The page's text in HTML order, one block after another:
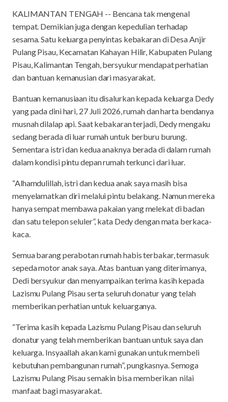
KALIMANTAN TENGAH -- Bencana tak mengenal
tempat. Demikian juga dengan kepedulian terhadap
sesama. Satu keluarga penyintas kebakaran di Desa Anjir
Pulang Pisau, Kecamatan Kahayan Hilir, Kabupaten Pulang
Pisau, Kalimantan Tengah, bersyukur mendapat perhatian
dan bantuan kemanusian dari masyarakat.
Bantuan kemanusiaan itu disalurkan kepada keluarga Dedy
yang pada dini hari, 27 Juli 2026, rumah dan harta bendanya
musnah dilalap api. Saat kebakaran terjadi, Dedy mengaku
sedang berada di luar rumah untuk berburu burung.
Sementara istri dan kedua anaknya berada di dalam rumah
dalam kondisi pintu depan rumah terkunci dari luar.
“Alhamdulillah, istri dan kedua anak saya masih bisa
menyelamatkan diri melalui pintu belakang. Namun mereka
hanya sempat membawa pakaian yang melekat di badan
dan satu telepon seluler”, kata Dedy dengan mata berkaca-
kaca.
Semua barang perabotan rumah habis terbakar, termasuk
sepeda motor anak saya. Atas bantuan yang diterimanya,
Dedi bersyukur dan menyampaikan terima kasih kepada
Lazismu Pulang Pisau serta seluruh donatur yang telah
memberikan perhatian untuk keluarganya.
“Terima kasih kepada Lazismu Pulang Pisau dan seluruh
donatur yang telah memberikan bantuan untuk saya dan
keluarga. Insyaallah akan kami gunakan untuk membeli
kebutuhan pembangunan rumah”, pungkasnya. Semoga
Lazismu Pulang Pisau semakin bisa memberikan nilai
manfaat bagi masyarakat.